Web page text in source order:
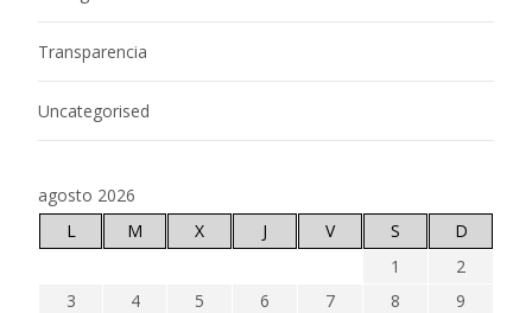
Transparencia
Uncategorised
agosto 2026
L
M X J V S
D
1
2
3
4 5 6 7 8
9